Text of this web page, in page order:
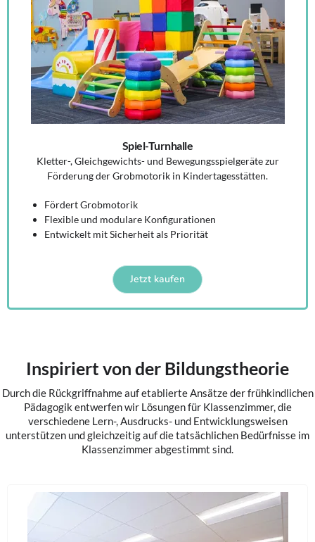
Spiel-Turnhalle
Kletter-, Gleichgewichts- und Bewegungsspielgeräte zur
Förderung der Grobmotorik in Kindertagesstätten.
Fördert Grobmotorik
Flexible und modulare Konfigurationen
Entwickelt mit Sicherheit als Priorität
Jetzt kaufen
Inspiriert von der Bildungstheorie
Durch die Rückgriffnahme auf etablierte Ansätze der frühkindlichen
Pädagogik entwerfen wir Lösungen für Klassenzimmer, die
verschiedene Lern-, Ausdrucks- und Entwicklungsweisen
unterstützen und gleichzeitig auf die tatsächlichen Bedürfnisse im
Klassenzimmer abgestimmt sind.